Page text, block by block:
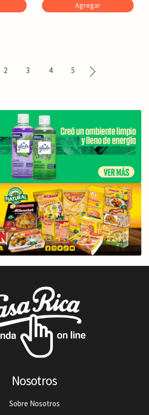
Agregar
2 3 4 5
Nosotros
Sobre Nosotros